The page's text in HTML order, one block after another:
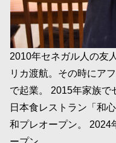
2010年セネガル人の友
リカ渡航。その時にア
で起業。 2015年家族で
日本食レストラン「和
和プレオープン。 2024